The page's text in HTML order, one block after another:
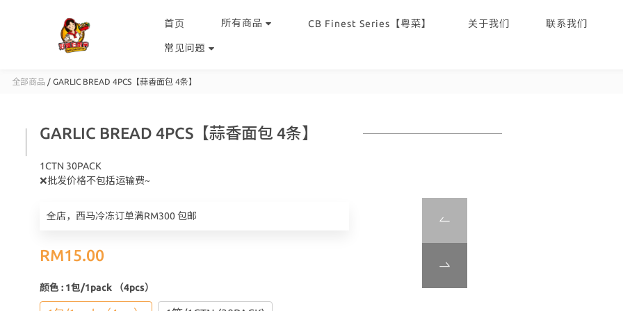
首页 所有商品 CB Finest Series【粤菜】 关于我们 联系我们
常见问题
全部商品 / GARLIC BREAD 4PCS【蒜香面包 4条】
GARLIC BREAD 4PCS【蒜香面包 4条】
1CTN 30PACK
❌批发价格不包括运输费~
全店，西马冷冻订单满RM300 包邮
RM15.00
颜色: 1包/1pack （4pcs）